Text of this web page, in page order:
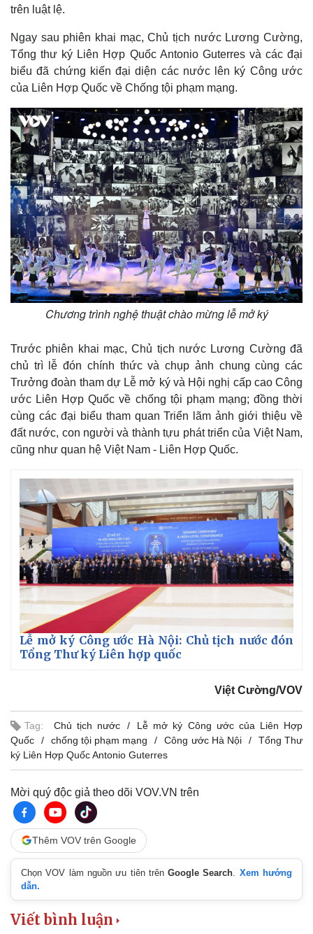
Thể thao
Bóng đá
Lịch thi đấu bóng đá
Thế giới thể thao
eSports
Hậu trường
Ô tô - Xe máy
Ô tô
Xe máy
Tư vấn
trên luật lệ.
Ngay sau phiên khai mạc, Chủ tịch nước Lương Cường,
Tổng thư ký Liên Hợp Quốc Antonio Guterres và các đại
biểu đã chứng kiến đại diện các nước lên ký Công ước
của Liên Hợp Quốc về Chống tội phạm mạng.
Chương trình nghệ thuật chào mừng lễ mở ký
Trước phiên khai mạc, Chủ tịch nước Lương Cường đã
chủ trì lễ đón chính thức và chụp ảnh chung cùng các
Trưởng đoàn tham dự Lễ mở ký và Hội nghị cấp cao Công
ước Liên Hợp Quốc về chống tội phạm mạng; đồng thời
cùng các đại biểu tham quan Triển lãm ảnh giới thiệu về
đất nước, con người và thành tựu phát triển của Việt Nam,
cũng như quan hệ Việt Nam - Liên Hợp Quốc.
Lễ mở ký Công ước Hà Nội: Chủ tịch nước đón
Tổng Thư ký Liên hợp quốc
Việt Cường/VOV
Tag: Chủ tịch nước
Lễ mở ký Công ước của Liên Hợp
Quốc
chống tội phạm mạng Công ước Hà Nội
Tổng Thư
ký Liên Hợp Quốc Antonio Guterres
Mời quý độc giả theo dõi VOV.VN trên
Thêm VOV trên Google
Chọn VOV làm nguồn ưu tiên trênGoogle Search
Xem hướng
dẫn.
Viết bình luận